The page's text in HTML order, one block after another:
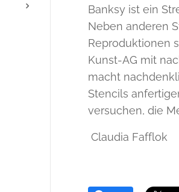
Banksy ist ein
Neben anderen
Reproduktionen
Kunst-AG mit
macht
Stencils
versuchen, die
Claudia Fafflok